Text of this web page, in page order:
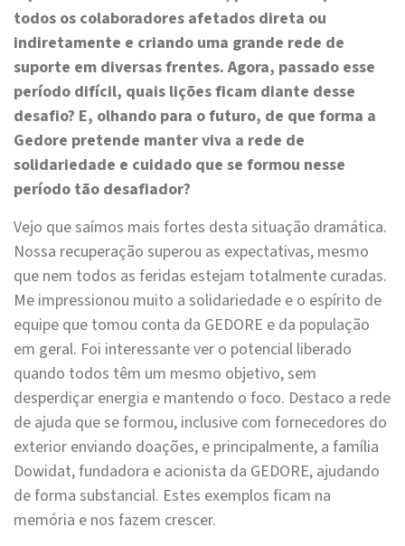
todos os colaboradores afetados direta ou
indiretamente e criando uma grande rede de
suporte em diversas frentes. Agora, passado esse
período difícil, quais lições ficam diante desse
desafio? E, olhando para o futuro, de que forma a
Gedore pretende manter viva a rede de
solidariedade e cuidado que se formou nesse
período tão desafiador?
Vejo que saímos mais fortes desta situação dramática.
Nossa recuperação superou as expectativas, mesmo
que nem todos as feridas estejam totalmente curadas.
Me impressionou muito a solidariedade e o espírito de
equipe que tomou conta da GEDORE e da população
em geral. Foi interessante ver o potencial liberado
quando todos têm um mesmo objetivo, sem
desperdiçar energia e mantendo o foco. Destaco a rede
de ajuda que se formou, inclusive com fornecedores do
exterior enviando doações, e principalmente, a família
Dowidat, fundadora e acionista da GEDORE, ajudando
de forma substancial. Estes exemplos ficam na
memória e nos fazem crescer.